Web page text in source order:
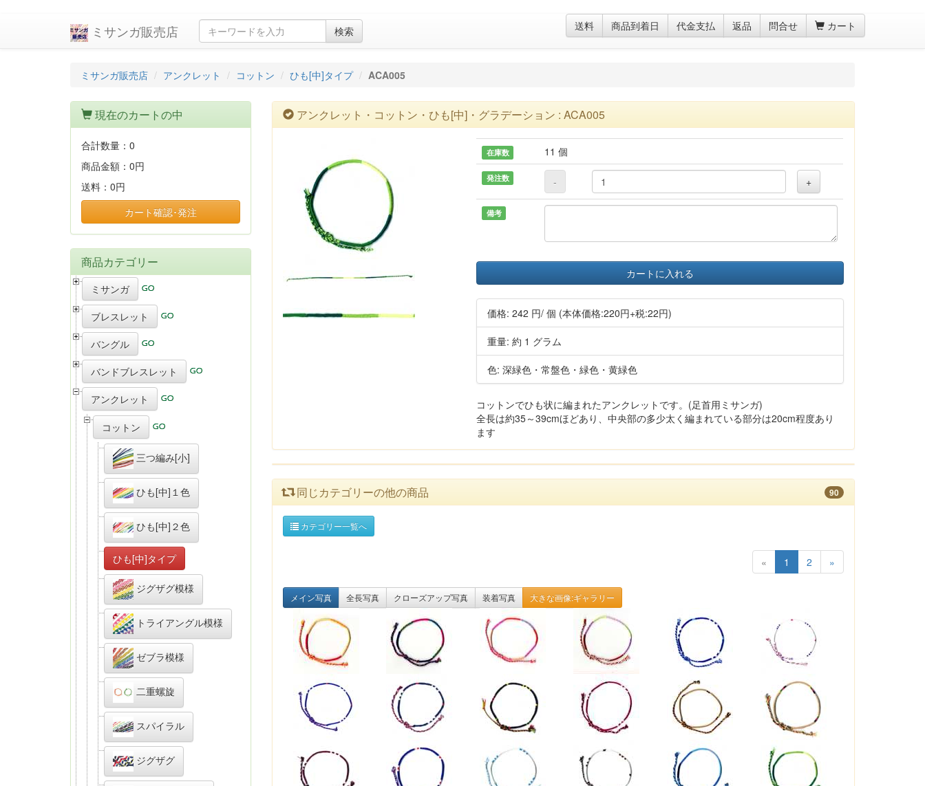
ミサンガ販売店 検索 送料 商品到着日 代金支払 返品 問合せ カート
ミサンガ販売店 アンクレット コットン ひも[中]タイプ ACA005
アンクレット・コットン・ひも[中]・グラデーション : ACA005
在庫数 11 個
発注数 - +
備考
カートに入れる
価格:242 円/ 個 (本体価格:220円+税:22円)
重量: 約 1 グラム
色: 深緑色・常盤色・緑色・黄緑色
コットンでひも状に編まれたアンクレットです。(足首用ミサンガ)
全長は約35～39cmほどあり、中央部の多少太く編まれている部分は20cm程度あり
ます
同じカテゴリーの他の商品 90
カテゴリー一覧へ
« 1 2 »
メイン写真 全長写真 クローズアップ写真 装着写真 大きな画像:ギャラリー
現在のカートの中
合計数量： 0
商品金額： 0円
送料： 0円
カート確認･発注
商品カテゴリー
ミサンガ
ブレスレット
バングル
バンドブレスレット
アンクレット
コットン
三つ編み[小]
ひも[中]１色
ひも[中]２色
ひも[中]タイプ
ジグザグ模様
トライアングル模様
ゼブラ模様
二重螺旋
スパイラル
ジグザグ